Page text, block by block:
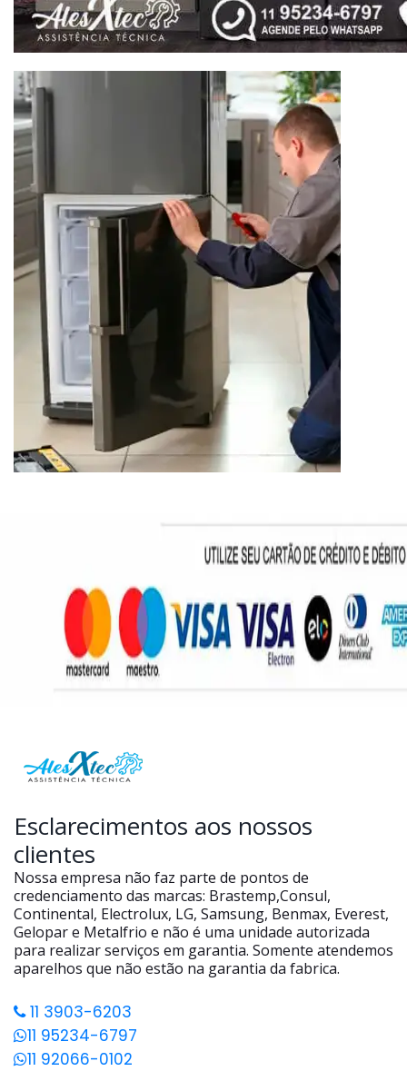
Esclarecimentos aos nossos
clientes
Nossa empresa não faz parte de pontos de
credenciamento das marcas: Brastemp,Consul,
Continental, Electrolux, LG, Samsung, Benmax, Everest,
Gelopar e Metalfrio e não é uma unidade autorizada
para realizar serviços em garantia. Somente atendemos
aparelhos que não estão na garantia da fabrica.
11 3903-6203
11 95234-6797
11 92066-0102